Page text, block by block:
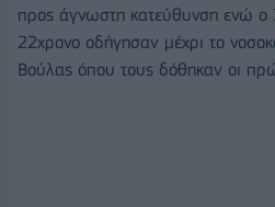
προς άγνωστη κατεύθυνση ενώ ο
22χρονο οδήγησαν μέχρι το
Βούλας όπου τους δόθηκαν οι